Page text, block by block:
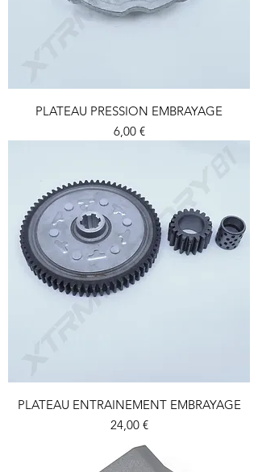
PLATEAU PRESSION EMBRAYAGE
Prix
6,00 €
PLATEAU ENTRAINEMENT EMBRAYAGE
Prix
24,00 €